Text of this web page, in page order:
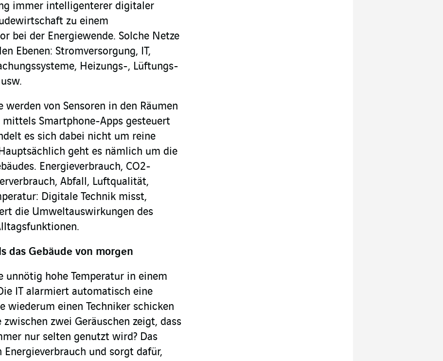
immer intelligenterer digitaler
zu einem
bei der Energiewende. Solche Netze
Ebenen: Stromversorgung, IT,
Heizungs-, Lüftungs-
werden von Sensoren in den Räumen
Smartphone-Apps gesteuert
es sich dabei nicht um reine
geht es nämlich um die
Energieverbrauch, CO2-
Abfall, Luftqualität,
Digitale Technik misst,
die Umweltauswirkungen des
das Gebäude von morgen
unnötig hohe Temperatur in einem
IT alarmiert automatisch eine
wiederum einen Techniker schicken
zwei Geräuschen zeigt, dass
nur selten genutzt wird? Das
Energieverbrauch und sorgt dafür,